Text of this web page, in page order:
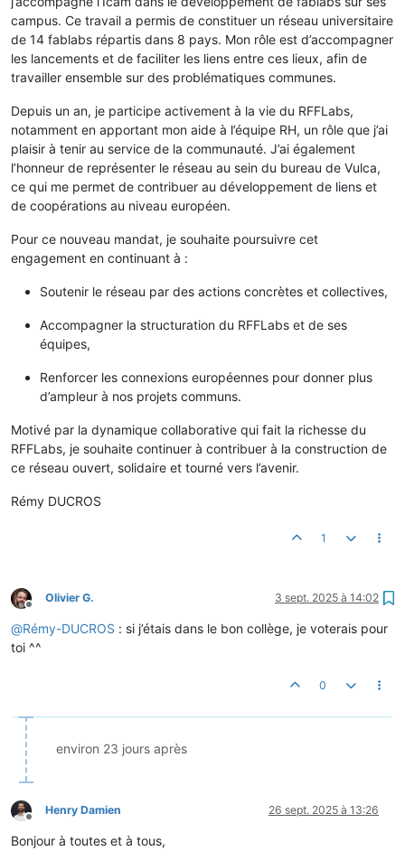
campus. Ce travail a permis de constituer un réseau universitaire
de 14 fablabs répartis dans 8 pays. Mon rôle est d’accompagner
les lancements et de faciliter les liens entre ces lieux, afin de
travailler ensemble sur des problématiques communes.
Depuis un an, je participe activement à la vie du RFFLabs,
notamment en apportant mon aide à l’équipe RH, un rôle que j’ai
plaisir à tenir au service de la communauté. J’ai également
l’honneur de représenter le réseau au sein du bureau de Vulca,
ce qui me permet de contribuer au développement de liens et
de coopérations au niveau européen.
Pour ce nouveau mandat, je souhaite poursuivre cet
engagement en continuant à :
Soutenir le réseau par des actions concrètes et collectives,
Accompagner la structuration du RFFLabs et de ses
équipes,
Renforcer les connexions européennes pour donner plus
d’ampleur à nos projets communs.
Motivé par la dynamique collaborative qui fait la richesse du
RFFLabs, je souhaite continuer à contribuer à la construction de
ce réseau ouvert, solidaire et tourné vers l’avenir.
Rémy DUCROS
1
Hors-ligne
Olivier G. 3 sept. 2025 à 14:02
@Rémy-DUCROS : si j’étais dans le bon collège, je voterais pour
toi ^^
0
environ 23 jours après
Hors-ligne
Henry Damien 26 sept. 2025 à 13:26
Bonjour à toutes et à tous,